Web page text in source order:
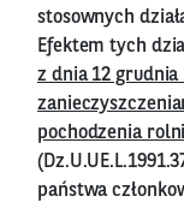
stosownych
Efektem tych
z dnia 12
pochodzenia
państwa